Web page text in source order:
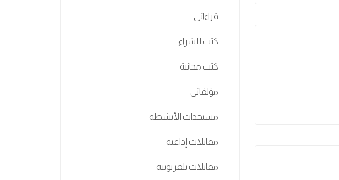
قراءاتي
كتب للشراء
كتب مجانية
مؤلفاتي
مستجدات الأنشطة
مقابلات إذاعية
مقابلات تلفزيونية